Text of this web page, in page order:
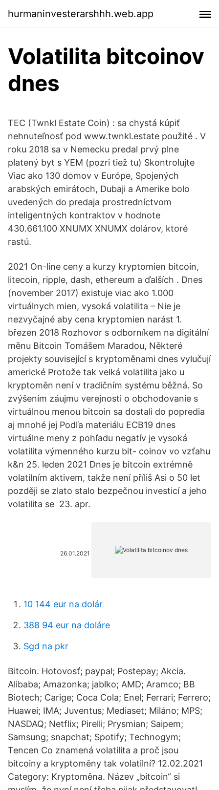
hurmaninvesterarshhh.web.app
Volatilita bitcoinov
dnes
TEC (Twnkl Estate Coin) : sa chystá kúpiť
nehnuteľnosť pod www.twnkl.estate použité . V
roku 2018 sa v Nemecku predal prvý plne
platený byt s YEM (pozri tiež tu) Skontrolujte
Viac ako 130 domov v Európe, Spojených
arabských emirátoch, Dubaji a Amerike bolo
uvedených do predaja prostredníctvom
inteligentných kontraktov v hodnote
430.661.100 XNUMX XNUMX dolárov, ktoré
rastú.
2021 On-line ceny a kurzy kryptomien bitcoin,
litecoin, ripple, dash, ethereum a ďalších . Dnes
(november 2017) existuje viac ako 1.000
virtuálnych mien, vysoká volatilita – Nie je
nezvyčajné aby cena kryptomien narást 1.
březen 2018 Rozhovor s odborníkem na digitální
měnu Bitcoin Tomášem Maradou, Některé
projekty související s kryptoměnami dnes vylučují
americké Protože tak velká volatilita jako u
kryptoměn není v tradičním systému běžná. So
zvýšením záujmu verejnosti o obchodovanie s
virtuálnou menou bitcoin sa dostali do popredia
aj mnohé jej Podľa materiálu ECB19 dnes
virtuálne meny z pohľadu negatív je vysoká
volatilita výmenného kurzu bit- coinov vo vzťahu
k&n 25. leden 2021 Dnes je bitcoin extrémně
volatilním aktivem, takže není příliš Asi o 50 let
později se zlato stalo bezpečnou investicí a jeho
volatilita se 23. apr.
26.01.2021
10 144 eur na dolár
388 94 eur na doláre
Sgd na pkr
Bitcoin. Hotovosť; paypal; Postepay; Akcia.
Alibaba; Amazonka; jablko; AMD; Aramco; BB
Biotech; Carige; Coca Cola; Enel; Ferrari; Ferrero;
Huawei; IMA; Juventus; Mediaset; Miláno; MPS;
NASDAQ; Netflix; Pirelli; Prysmian; Saipem;
Samsung; snapchat; Spotify; Technogym;
Tencen Co znamená volatilita a proč jsou
bitcoiny a kryptoměny tak volatilní? 12.02.2021
Category: Kryptoměna. Název „bitcoin“ si